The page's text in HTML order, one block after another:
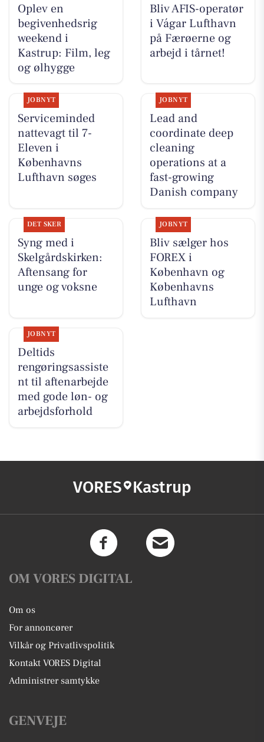
Oplev en
begivenhedsrig
weekend i
Kastrup: Film, leg
og ølhygge
Bliv AFIS-operatør
i Vágar Lufthavn
på Færøerne og
arbejd i tårnet!
JOBNYT
Serviceminded
nattevagt til 7-
Eleven i
Københavns
Lufthavn søges
JOBNYT
Lead and
coordinate deep
cleaning
operations at a
fast-growing
Danish company
DET SKER
Syng med i
Skelgårdskirken:
Aftensang for
unge og voksne
JOBNYT
Bliv sælger hos
FOREX i
København og
Københavns
Lufthavn
JOBNYT
Deltids
rengøringsassiste
nt til aftenarbejde
med gode løn- og
arbejdsforhold
VORES Kastrup
OM VORES DIGITAL
Om os
For annoncører
Vilkår og Privatlivspolitik
Kontakt VORES Digital
Administrer samtykke
GENVEJE